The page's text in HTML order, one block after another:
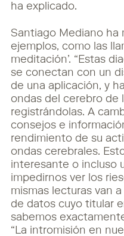
ha explicado.
Santiago Mediano ha
ejemplos, como las
meditación’. “Estas
se conectan con un
de una aplicación, y
ondas del cerebro de
registrándolas. A
consejos e
rendimiento de su
ondas cerebrales.
interesante o incluso
impedirnos ver los
mismas lecturas van
de datos cuyo titular
sabemos
“La intromisión en